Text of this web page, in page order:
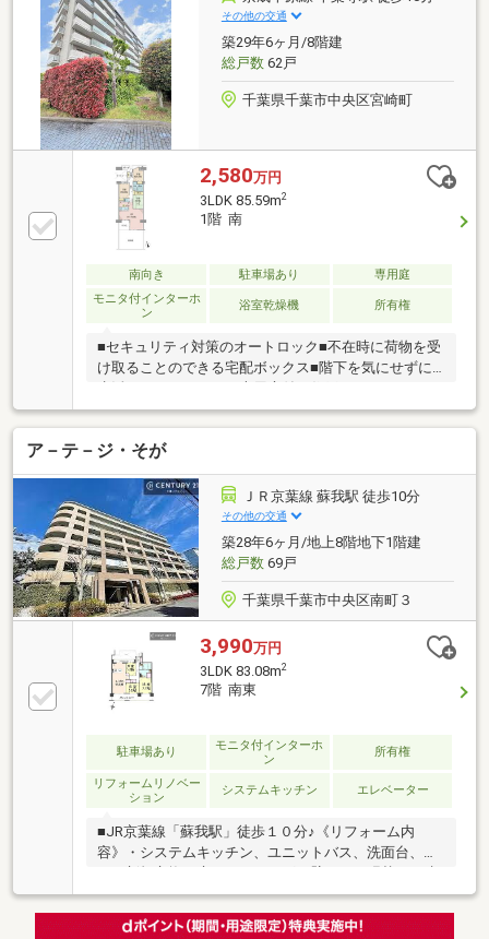
その他の交通
築29年6ヶ月/8階建
総戸数62戸
千葉県千葉市中央区宮崎町
2,580万円
3LDK 85.59m2
1階 南
南向き 駐車場あり
専用庭
モニタ付インターホ
ン
浴室乾燥機 所有権
■セキュリティ対策のオートロック■不在時に荷物を受
け取ることのできる宅配ボックス■階下を気にせずに
生活することのできる専用庭付き住戸
ア－テ－ジ・そが
ＪＲ京葉線 蘇我駅 徒歩10分
その他の交通
築28年6ヶ月/地上8階地下1階建
総戸数69戸
千葉県千葉市中央区南町３
3,990万円
3LDK 83.08m2
7階 南東
駐車場あり
モニタ付インターホ
ン
所有権
リフォームリノベー
ション
システムキッチン エレベーター
■JR京葉線「蘇我駅」徒歩１０分♪《リフォーム内
容》・システムキッチン、ユニットバス、洗面台、ト
イレ新規交換・床フローリング、壁クロス張替 ・建
具交換 ・食洗機新規＊アフターサービス保証付■赤
い予約ボタンより簡単に予約可能！ご都合の合うタイ
ミングをお教えください。現地待ち合わせ、弊社店舗